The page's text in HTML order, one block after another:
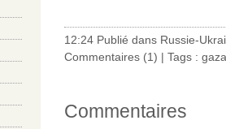
12:24 Publié dans Russie-
Commentaires (1) | Tags : gaza
Commentaires